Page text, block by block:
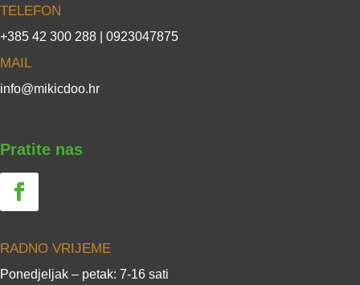
TELEFON
+385 42 300 288 | 0923047875
MAIL
info@mikicdoo.hr
Pratite nas
RADNO VRIJEME
Ponedjeljak – petak: 7-16 sati